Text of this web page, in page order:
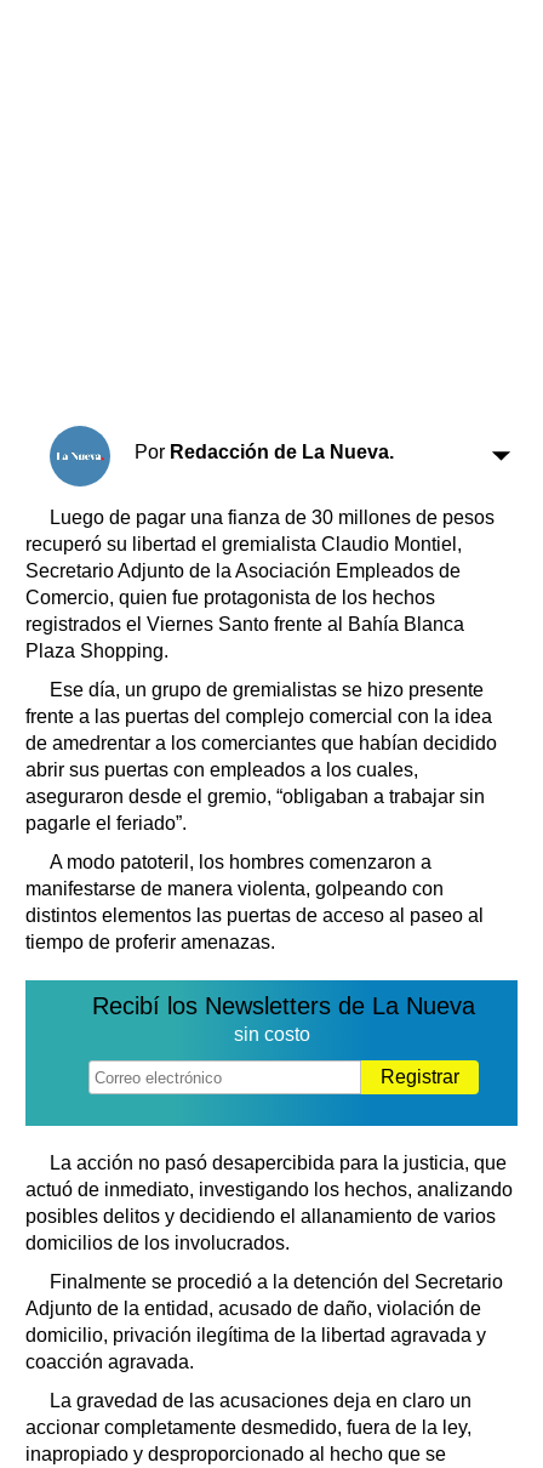
Por Redacción de La Nueva.
Luego de pagar una fianza de 30 millones de pesos
recuperó su libertad el gremialista Claudio Montiel,
Secretario Adjunto de la Asociación Empleados de
Comercio, quien fue protagonista de los hechos
registrados el Viernes Santo frente al Bahía Blanca
Plaza Shopping.
Ese día, un grupo de gremialistas se hizo presente
frente a las puertas del complejo comercial con la idea
de amedrentar a los comerciantes que habían decidido
abrir sus puertas con empleados a los cuales,
aseguraron desde el gremio, “obligaban a trabajar sin
pagarle el feriado”.
A modo patoteril, los hombres comenzaron a
manifestarse de manera violenta, golpeando con
distintos elementos las puertas de acceso al paseo al
tiempo de proferir amenazas.
Recibí los Newsletters de La Nueva
sin costo
Registrar
La acción no pasó desapercibida para la justicia, que
actuó de inmediato, investigando los hechos, analizando
posibles delitos y decidiendo el allanamiento de varios
domicilios de los involucrados.
Finalmente se procedió a la detención del Secretario
Adjunto de la entidad, acusado de daño, violación de
domicilio, privación ilegítima de la libertad agravada y
coacción agravada.
La gravedad de las acusaciones deja en claro un
accionar completamente desmedido, fuera de la ley,
inapropiado y desproporcionado al hecho que se